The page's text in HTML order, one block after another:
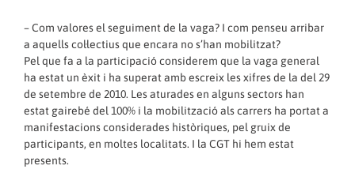
– Com valores el seguiment de la vaga? I com penseu arribar
a aquells col·lectius que encara no s’han mobilitzat?
Pel que fa a la participació considerem que la vaga general
ha estat un èxit i ha superat amb escreix les xifres de la del 29
de setembre de 2010. Les aturades en alguns sectors han
estat gairebé del 100% i la mobilització als carrers ha portat a
manifestacions considerades històriques, pel gruix de
participants, en moltes localitats. I la CGT hi hem estat
presents.